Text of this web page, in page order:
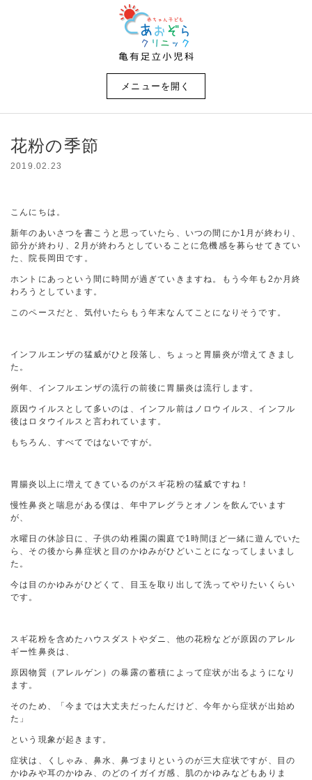
メニューを開く
花粉の季節
2019.02.23
こんにちは。
新年のあいさつを書こうと思っていたら、いつの間にか1月が終わり、
節分が終わり、2月が終わろとしていることに危機感を募らせてきてい
た、院長岡田です。
ホントにあっという間に時間が過ぎていきますね。もう今年も2か月終
わろうとしています。
このペースだと、気付いたらもう年末なんてことになりそうです。
インフルエンザの猛威がひと段落し、ちょっと胃腸炎が増えてきまし
た。
例年、インフルエンザの流行の前後に胃腸炎は流行します。
原因ウイルスとして多いのは、インフル前はノロウイルス、インフル
後はロタウイルスと言われています。
もちろん、すべてではないですが。
胃腸炎以上に増えてきているのがスギ花粉の猛威ですね！
慢性鼻炎と喘息がある僕は、年中アレグラとオノンを飲んでいます
が、
水曜日の休診日に、子供の幼稚園の園庭で1時間ほど一緒に遊んでいた
ら、その後から鼻症状と目のかゆみがひどいことになってしまいまし
た。
今は目のかゆみがひどくて、目玉を取り出して洗ってやりたいくらい
です。
スギ花粉を含めたハウスダストやダニ、他の花粉などが原因のアレル
ギー性鼻炎は、
原因物質（アレルゲン）の暴露の蓄積によって症状が出るようになり
ます。
そのため、「今までは大丈夫だったんだけど、今年から症状が出始め
た」
という現象が起きます。
症状は、くしゃみ、鼻水、鼻づまりというのが三大症状ですが、目の
かゆみや耳のかゆみ、のどのイガイガ感、肌のかゆみなどもありま